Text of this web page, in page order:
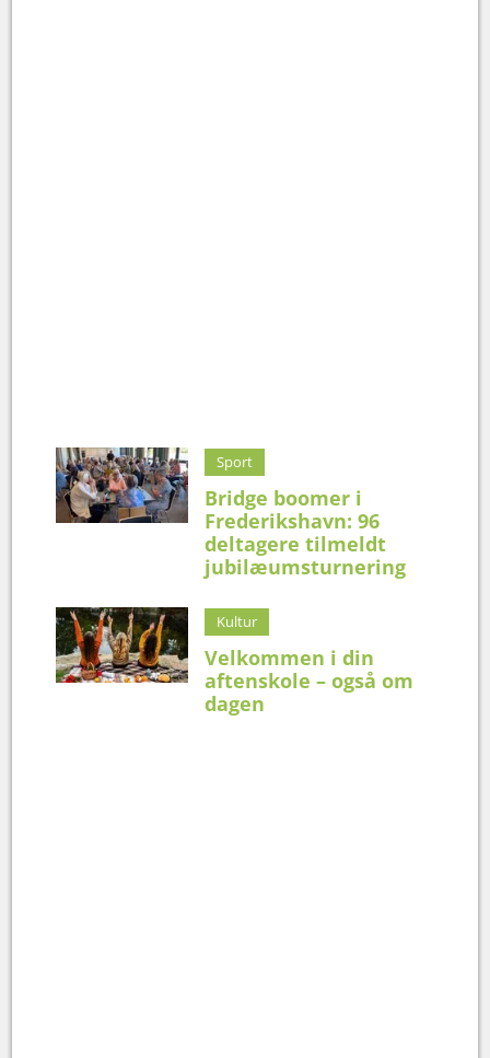
Sport
Bridge boomer i
Frederikshavn: 96
deltagere tilmeldt
jubilæumsturnering
Kultur
Velkommen i din
aftenskole – også om
dagen